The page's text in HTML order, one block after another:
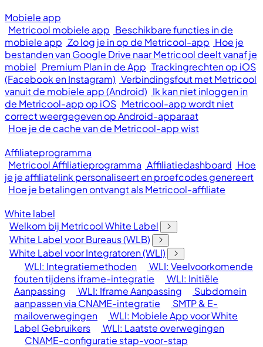
Mobiele app
Metricool mobiele app Beschikbare functies in de
mobiele app Zo log je in op de Metricool-app Hoe je
bestanden van Google Drive naar Metricool deelt vanaf je
mobiel Premium Plan in de App Trackingrechten op iOS
(Facebook en Instagram) Verbindingsfout met Metricool
vanuit de mobiele app (Android) Ik kan niet inloggen in
de Metricool-app op iOS Metricool-app wordt niet
correct weergegeven op Android-apparaat
Hoe je de cache van de Metricool-app wist
Affiliateprogramma
Metricool Affiliatieprogramma Affiliatiedashboard Hoe
je je affiliatelink personaliseert en proefcodes genereert
Hoe je betalingen ontvangt als Metricool-affiliate
White label
Welkom bij Metricool White Label
White Label voor Bureaus (WLB)
White Label voor Integratoren (WLI)
WLI: Integratiemethoden
WLI: Veelvoorkomende
fouten tijdens iframe-integratie
WLI: Initiële
Aanpassing
WLI: Iframe Aanpassing
Subdomein
aanpassen via CNAME-integratie
SMTP & E-
mailoverwegingen
WLI: Mobiele App voor White
Label Gebruikers
WLI: Laatste overwegingen
CNAME-configuratie stap-voor-stap